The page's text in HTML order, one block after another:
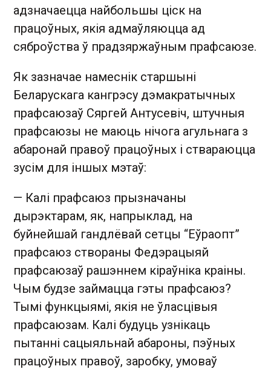
адзначаецца найбольшы ціск на
працоўных, якія адмаўляюцца ад
сяброўства ў прадзяржаўным прафсаюзе.
Як зазначае намеснік старшыні
Беларускага кангрэсу дэмакратычных
прафсаюзаў Сяргей Антусевіч, штучныя
прафсаюзы не маюць нічога агульнага з
абаронай правоў працоўных і ствараюцца
зусім для іншых мэтаў:
— Калі прафсаюз прызначаны
дырэктарам, як, напрыклад, на
буйнейшай гандлёвай сетцы “Еўраопт”
прафсаюз створаны Федэрацыяй
прафсаюзаў рашэннем кіраўніка краіны.
Чым будзе займацца гэты прафсаюз?
Тымі функцыямі, якія не ўласцівыя
прафсаюзам. Калі будуць узнікаць
пытанні сацыяльнай абароны, пэўных
працоўных правоў, заробку, умоваў